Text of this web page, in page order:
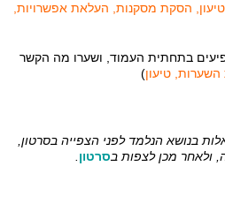
הסקת מסקנות, העלאת אפשרויות,
בתחתית העמוד, ושערו מה הקשר
טיעון)
בנושא הנלמד לפני הצפייה בסרטון,
ולאחר מכן לצפות בסרטון